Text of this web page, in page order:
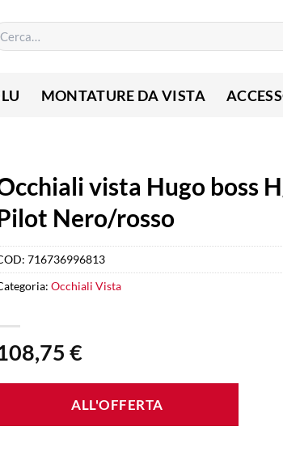
MONTATURE DA VISTA
vista Hugo boss
Nero/rosso
€
ALL'OFFERTA
716736996813
Occhiali Vista